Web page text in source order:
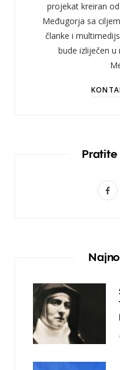
projekat kreiran
Međugorja sa
članke i
bude izliječen u
Pratite
F